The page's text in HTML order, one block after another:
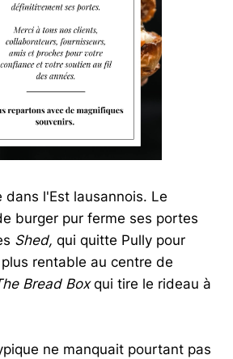
dans l'Est lausannois. Le
burger pur ferme ses portes
Shed, qui quitte Pully pour
rentable au centre de
Bread Boxqui tire le rideau à
ne manquait pourtant pas